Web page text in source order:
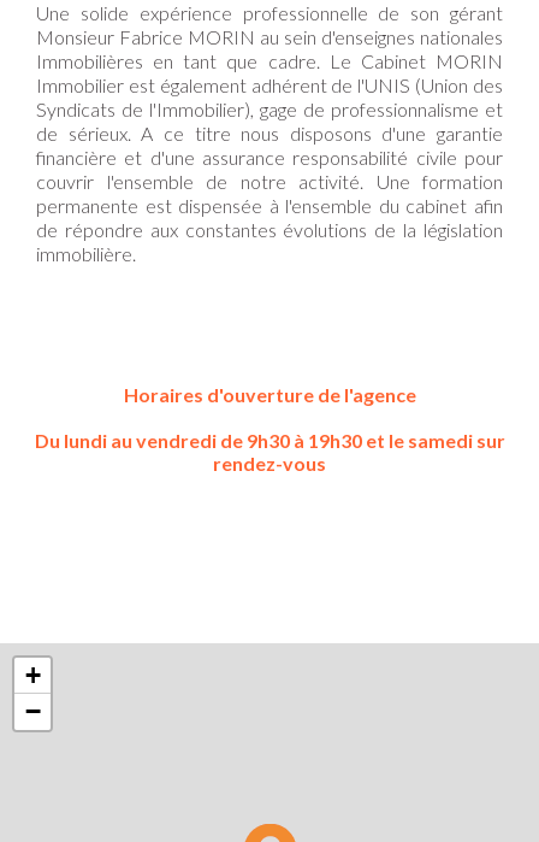
Une solide expérience professionnelle de son gérant
Monsieur Fabrice MORIN au sein d'enseignes nationales
Immobilières en tant que cadre. Le Cabinet MORIN
Immobilier est également adhérent de l'UNIS (Union des
Syndicats de l'Immobilier), gage de professionnalisme et
de sérieux. A ce titre nous disposons d'une garantie
financière et d'une assurance responsabilité civile pour
couvrir l'ensemble de notre activité. Une formation
permanente est dispensée à l'ensemble du cabinet afin
de répondre aux constantes évolutions de la législation
immobilière.
Horaires d'ouverture de l'agence
Du lundi au vendredi de 9h30 à 19h30 et le samedi sur
rendez-vous
+
−